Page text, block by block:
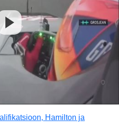
Hamilton ja